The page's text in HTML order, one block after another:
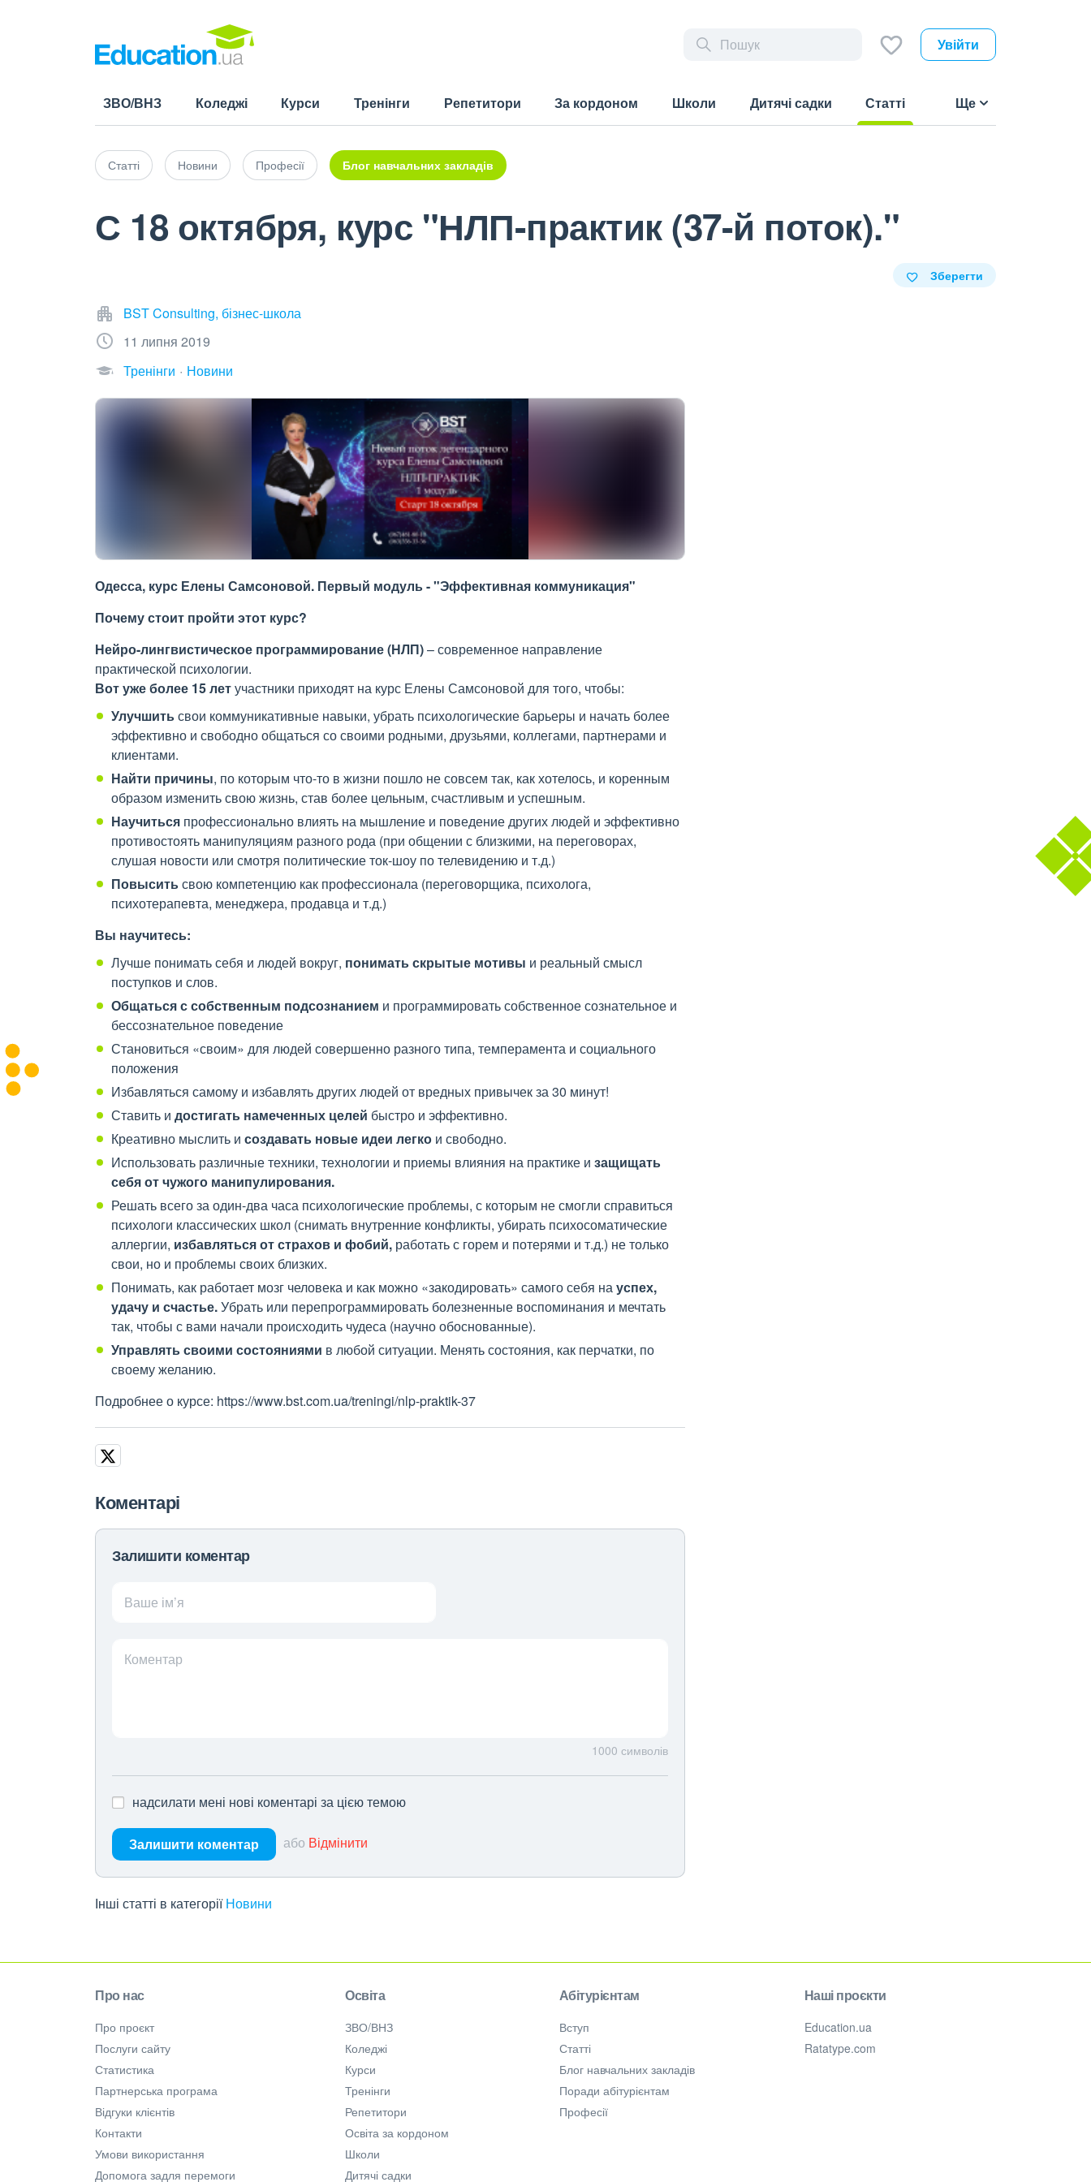
Увійти
ЗВО/ВНЗ Коледжі Курси Тренінги Репетитори За кордоном Школи Дитячі садки
Статті
Ще
Статті Новини Професії Блог навчальних закладів
С 18 октября, курс "НЛП-практик (37-й поток)."
Зберегти
BST Consulting, бізнес-школа
11 липня 2019
Тренінги
Новини
Одесса, курс Елены Самсоновой. Первый модуль - "Эффективная коммуникация"
Почему стоит пройти этот курс?
Нейро-лингвистическое программирование (НЛП)– современное направление
практической психологии.
Вот уже более 15 летучастники приходят на курс Елены Самсоновой для того, чтобы:
Улучшитьсвои коммуникативные навыки, убрать психологические барьеры и начать более
эффективно и свободно общаться со своими родными, друзьями, коллегами, партнерами и
клиентами.
Найти причины, по которым что-то в жизни пошло не совсем так, как хотелось, и коренным
образом изменить свою жизнь, став более цельным, счастливым и успешным.
Научиться профессионально влиять на мышление и поведение других людей и эффективно
противостоять манипуляциям разного рода (при общении с близкими, на переговорах,
слушая новости или смотря политические ток-шоу по телевидению и т.д.)
Повыситьсвою компетенцию как профессионала (переговорщика, психолога,
психотерапевта, менеджера, продавца и т.д.)
Вы научитесь:
Лучше понимать себя и людей вокруг, понимать скрытые мотивы и реальный смысл
поступков и слов.
Общаться с собственным подсознанием и программировать собственное сознательное и
бессознательное поведение
Становиться «своим» для людей совершенно разного типа, темперамента и социального
положения
Избавляться самому и избавлять других людей от вредных привычек за 30 минут!
Ставить и достигать намеченных целей быстро и эффективно.
Креативно мыслить и создавать новые идеи легко и свободно.
Использовать различные техники, технологии и приемы влияния на практике и защищать
себя от чужого манипулирования.
Решать всего за один-два часа психологические проблемы, с которым не смогли справиться
психологи классических школ (снимать внутренние конфликты, убирать психосоматические
аллергии, избавляться от страхов и фобий, работать с горем и потерями и т.д.) не только
свои, но и проблемы своих близких.
Понимать, как работает мозг человека и как можно «закодировать» самого себя науспех,
удачу и счастье.Убрать или перепрограммировать болезненные воспоминания и мечтать
так, чтобы с вами начали происходить чудеса (научно обоснованные).
Управлять своими состояниями в любой ситуации. Менять состояния, как перчатки, по
своему желанию.
Подробнее о курсе: https://www.bst.com.ua/treningi/nlp-praktik-37
Коментарі
Залишити коментар
Ваше ім’я
Коментар
1000 символів
надсилати мені нові коментарі за цією темою
Залишити коментар або Відмінити
Інші статті в категорії Новини
Про нас
Про проєкт
Послуги сайту
Статистика
Партнерська програма
Відгуки клієнтів
Контакти
Умови використання
Допомога задля перемоги
Освіта
ЗВО/ВНЗ
Коледжі
Курси
Тренінги
Репетитори
Освіта за кордоном
Школи
Дитячі садки
Абітурієнтам
Вступ
Статті
Блог навчальних закладів
Поради абітурієнтам
Професії
Наші проєкти
Education.ua
Ratatype.com